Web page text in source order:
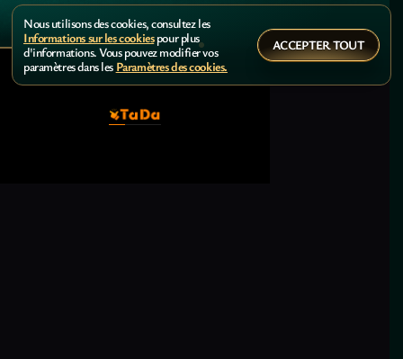
Nous utilisons des cookies, consultez les
Informations sur les cookiespour plus
d'informations. Vous pouvez modifier vos
paramètres dans les Paramètres des cookies.
ACCEPTER TOUT